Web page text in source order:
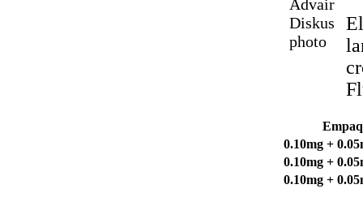
0.10mg +
0.10mg +
0.10mg +